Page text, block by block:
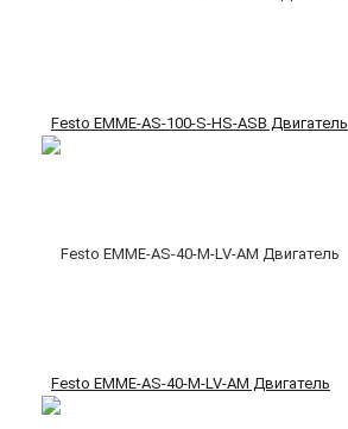
Festo EMME-AS-100-S-HS-ASB Двигатель
Festo EMME-AS-40-M-LV-AM Двигатель